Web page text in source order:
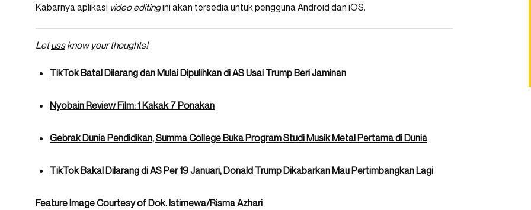
Kabarnya aplikasi video editingini akan tersedia untuk pengguna Android dan iOS.
Letussknow your thoughts!
TikTok Batal Dilarang dan Mulai Dipulihkan di AS Usai Trump Beri Jaminan
Nyobain Review Film: 1 Kakak 7 Ponakan
Gebrak Dunia Pendidikan, Summa College Buka Program Studi Musik Metal Pertama di Dunia
TikTok Bakal Dilarang di AS Per 19 Januari, Donald Trump Dikabarkan Mau Pertimbangkan Lagi
Feature Image Courtesy of Dok. Istimewa/Risma Azhari